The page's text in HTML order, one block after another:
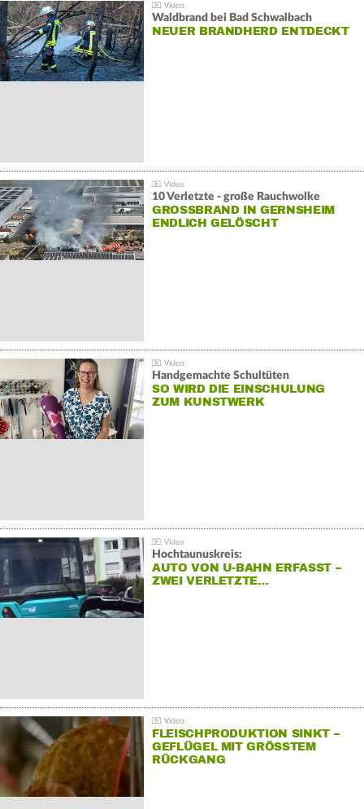
Waldbrand bei Bad Schwalbach
NEUER BRANDHERD ENTDECKT
10 Verletzte - große Rauchwolke
GROSSBRAND IN GERNSHEIM E
NDLICH GELÖSCHT
Handgemachte Schultüten
SO WIRD DIE EINSCHULUNG
ZUM KUNSTWERK
Hochtaunuskreis:
AUTO VON U-BAHN ERFASST –
ZWEI VERLETZTE…
FLEISCHPRODUKTION SINKT –
GEFLÜGEL MIT GRÖSSTEM R
ÜCKGANG